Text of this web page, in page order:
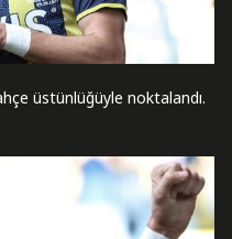
üstünlüğüyle noktalandı.